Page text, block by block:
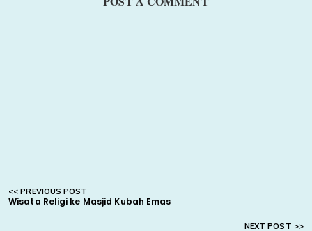
Wisata Religi ke Masjid Kubah Emas